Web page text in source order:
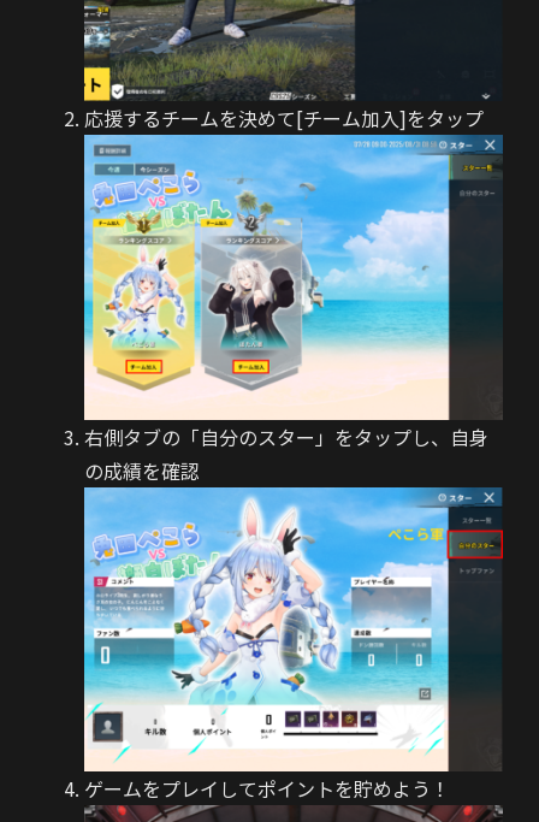
応援するチームを決めて[チーム加入]をタップ
右側タブの「自分のスター」をタップし、自身
の成績を確認
ゲームをプレイしてポイントを貯めよう！